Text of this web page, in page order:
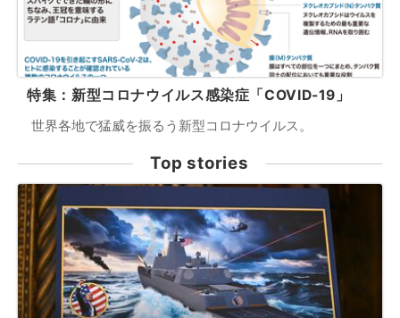
特集：新型コロナウイルス感染症「COVID-19」
世界各地で猛威を振るう新型コロナウイルス。
Top stories